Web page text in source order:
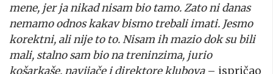
mene, jer ja nikad nisam bio tamo. Zato ni danas
nemamo odnos kakav bismo trebali imati. Jesmo
korektni, ali nije to to. Nisam ih mazio dok su bili
mali, stalno sam bio na treninzima, jurio
košarkaše, navijače i direktore klubova– ispričao